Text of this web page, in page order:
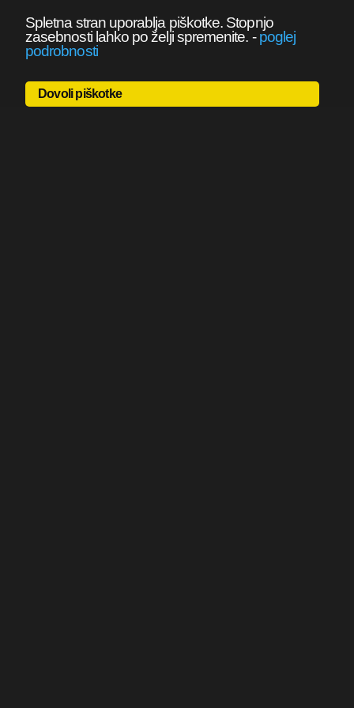
Spletna stran uporablja piškotke. Stopnjo
zasebnosti lahko po želji spremenite. -poglej
podrobnosti
Dovoli piškotke